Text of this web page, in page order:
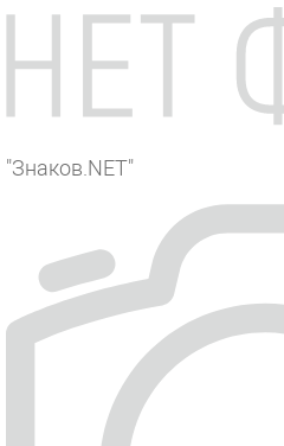
"Знаков.NET"